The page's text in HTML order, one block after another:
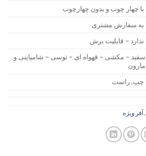
با چهار چوب و بدون چهارچوب
به سفارش مشتری
ندارد – قابلیت برش
سفید – مکشی – قهواه ای – توسی – شامپاینی و
مارون
چپ, راست
,آفر ویژه